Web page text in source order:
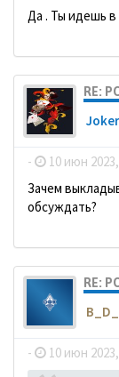
Да . Ты идешь в
RE:
Joker
- 10 июн
Зачем
обсуждать?
RE:
- 10 июн